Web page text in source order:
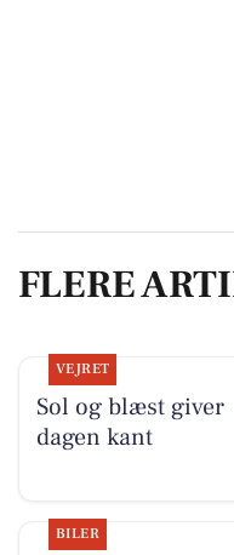
FLERE
VEJRET
Sol og blæst giver
dagen kant
BILER